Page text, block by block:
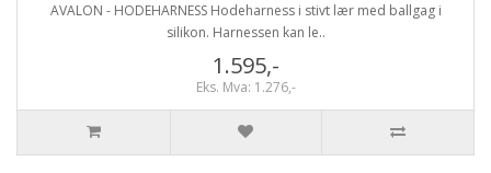
AVALON - HODEHARNESS Hodeharness i stivt lær med ballgag i
silikon. Harnessen kan le..
1.595,-
Eks. Mva: 1.276,-